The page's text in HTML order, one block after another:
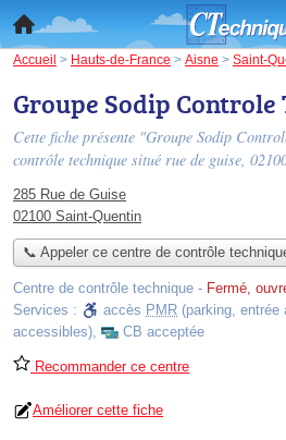
Accueil > Hauts-de-France > Aisne > Saint-
Groupe Sodip Controle
Cette fiche présente "Groupe Sodip
contrôle technique situé rue de guise,
285 Rue de Guise
02100 Saint-Quentin
📞 Appeler ce centre de contrôle
Centre de contrôle technique - Fermé,
Services :
accès PMR (parking, entrée
accessibles), CB acceptée
Recommander ce centre
Améliorer cette fiche